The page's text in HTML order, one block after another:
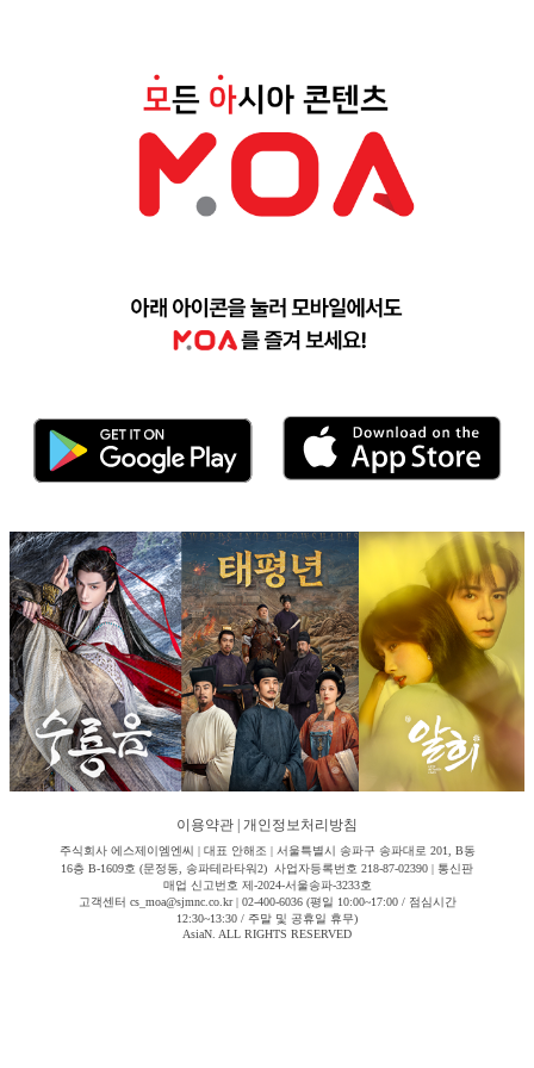
이용약관 개인정보처리방침
주식회사 에스제이엠엔씨 | 대표 안해조 | 서울특별시 송파구 송파대로 201, B동
16층 B-1609호 (문정동, 송파테라타워2) 사업자등록번호 218-87-02390 | 통신판
매업 신고번호 제-2024-서울송파-3233호
고객센터 cs_moa@sjmnc.co.kr | 02-400-6036 (평일 10:00~17:00 / 점심시간
12:30~13:30 / 주말 및 공휴일 휴무)
AsiaN. ALL RIGHTS RESERVED